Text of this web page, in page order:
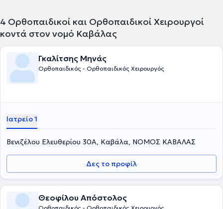
4 Ορθοπαιδικοί και Ορθοπαιδικοί Χειρουργοί
κοντά στον νομό Καβάλας
Γκαλίτσης Μηνάς
Ορθοπαιδικός - Ορθοπαιδικός Χειρουργός
Ιατρείο 1
Βενιζέλου Ελευθερίου 30Α, Καβάλα, ΝΟΜΟΣ ΚΑΒΑΛΑΣ
Δες το προφίλ
Θεοφίλου Απόστολος